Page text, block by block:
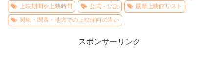
上映期間や上映時間
公式・ぴあ
最新上映館リスト
関東・関西・地方での上映傾向の違い
スポンサーリンク